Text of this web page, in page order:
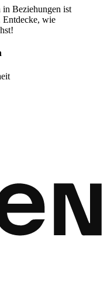
Beziehungen ist
Entdecke, wie